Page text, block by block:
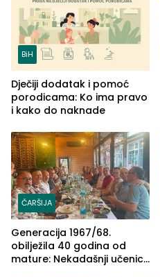
BiH
Dječiji dodatak i pomoć
porodicama: Ko ima pravo
i kako do naknade
ČARŠIJA
Generacija 1967/68.
obilježila 40 godina od
mature: Nekadašnji učenici